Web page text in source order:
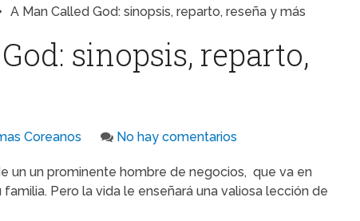
A Man Called God: sinopsis, reparto, reseña y más
sinopsis, reparto,
Coreanos No hay comentarios
un un prominente hombre de negocios, que va en
Pero la vida le enseñará una valiosa lección de